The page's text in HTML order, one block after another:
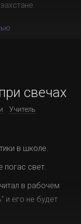
свечах
Учитель
в школе.
погас свет.
в рабочем
и его не будет